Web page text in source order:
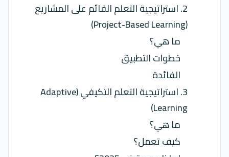
2. استراتيجية التعلم القائم على المشاريع
(Project-Based Learning)
ما هي؟
خطوات التطبيق
الفائدة
3. استراتيجية التعلم التكيفي (Adaptive
Learning)
ما هي؟
كيف تعمل؟